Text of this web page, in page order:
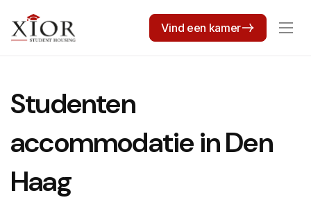
Vind een kamer
Studenten
accommodatie in Den
Haag